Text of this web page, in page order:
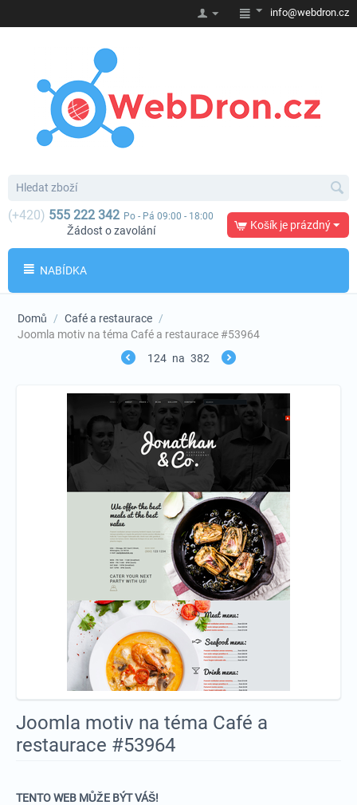
info@webdron.cz
(+420) 555 222 342 Po - Pá 09:00 - 18:00
Žádost o zavolání Košík je prázdný
NABÍDKA
Domů / Café a restaurace /
Joomla motiv na téma Café a restaurace #53964
124 na 382
Joomla motiv na téma Café a
restaurace #53964
TENTO WEB MŮŽE BÝT VÁŠ!